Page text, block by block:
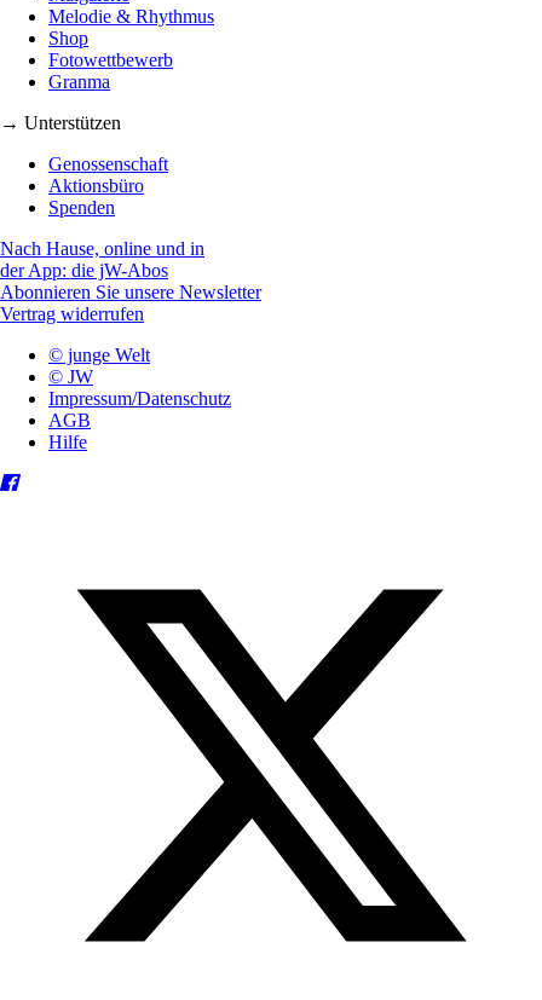
Melodie & Rhythmus
Shop
Fotowettbewerb
Granma
→ Unterstützen
Genossenschaft
Aktionsbüro
Spenden
Nach Hause, online und in
der App: die jW-Abos
Abonnieren Sie unsere Newsletter
Vertrag widerrufen
© junge Welt
© JW
Impressum/Datenschutz
AGB
Hilfe